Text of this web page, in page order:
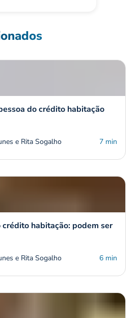
do crédito habitação
e Rita Sogalho 7 min
habitação: podem ser
e Rita Sogalho 6 min